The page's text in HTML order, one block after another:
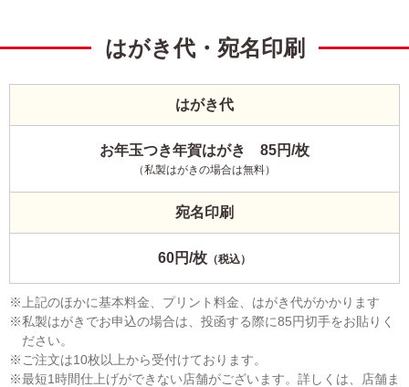
はがき代・宛名印刷
はがき代
お年玉つき年賀はがき 85円/枚
（私製はがきの場合は無料）
宛名印刷
60円/枚 （税込）
上記のほかに基本料金、プリント料金、はがき代がかかります
私製はがきでお申込の場合は、投函する際に85円切手をお貼りく
ださい。
ご注文は10枚以上から受付けております。
最短1時間仕上げができない店舗がございます。詳しくは、店舗ま